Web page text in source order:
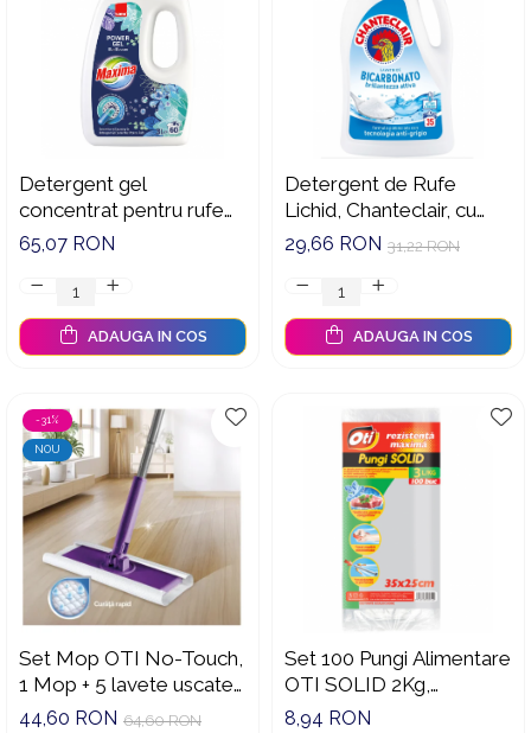
Detergent gel
concentrat pentru rufe
Sano Maxima Blue
65,07 RON
ADAUGA IN COS
Detergent de Rufe
Lichid, Chanteclair, cu
Bicarbonat, 35 Spalari,
31,22 RON
29,66 RON
ADAUGA IN COS
-31%
NOU
Set Mop OTI No-Touch,
1 Mop + 5 lavete uscate
si 5 lavete umede
64,60 RON
44,60 RON
Set 100 Pungi Alimentare
OTI SOLID 2Kg,
350x250 mm, Punga din
8,94 RON